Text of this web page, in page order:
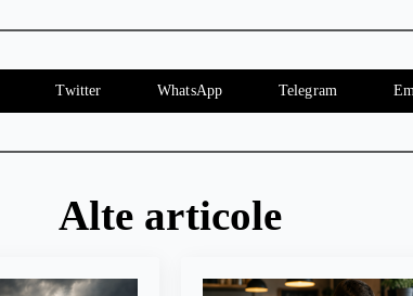
Twitter WhatsApp Telegram
Alte articole